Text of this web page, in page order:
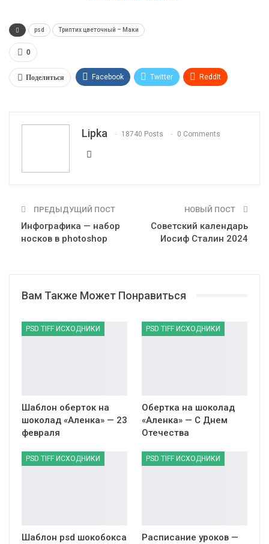
psd Триптих цветочный – Маки
0
Поделиться Facebook Twitter ReddIt
Lipka 18740 Posts 0 Comments
ПРЕДЫДУЩИЙ ПОСТ
Инфографика — набор
носков в photoshop
НОВЫЙ ПОСТ
Советский календарь
Иосиф Сталин 2024
Вам Также Может Понравиться
PSD TIFF ИСХОДНИКИ
Шаблон оберток на
шоколад «Аленка» — 23
февраля
PSD TIFF ИСХОДНИКИ
Обертка на шоколад
«Аленка» — С Днем
Отечества
PSD TIFF ИСХОДНИКИ
Шаблон psd шокобокса
PSD TIFF ИСХОДНИКИ
Расписание уроков —